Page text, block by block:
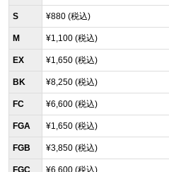
S ¥880 (税込)
M ¥1,100 (税込)
EX ¥1,650 (税込)
BK ¥8,250 (税込)
FC ¥6,600 (税込)
FGA ¥1,650 (税込)
FGB ¥3,850 (税込)
FGC ¥6,600 (税込)